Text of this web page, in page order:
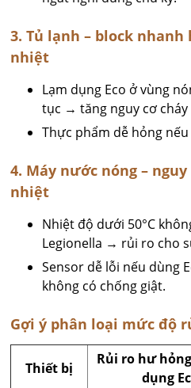
3. Tủ lạnh – block
nhiệt
Lạm dụng Eco ở vùng
tục → tăng nguy cơ cháy
Thực phẩm dễ hỏng
4. Máy nước nóng –
nhiệt
Nhiệt độ dưới 50°C
Legionella → rủi ro cho
Sensor dễ lỗi nếu dùng
không có chống giật.
Gợi ý phân loại mức độ
Thiết bị
Rủi ro hư
dụng